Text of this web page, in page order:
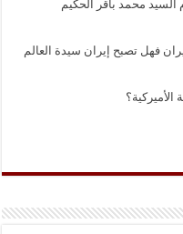
السيد محمد باقر الحكيم
فهل تصبح إيران سيدة العالم